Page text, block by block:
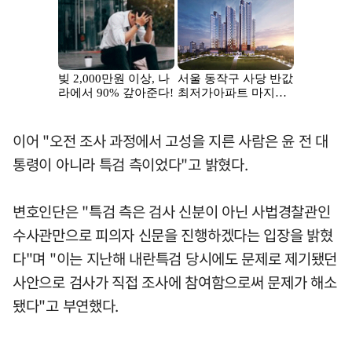
이어 "오전 조사 과정에서 고성을 지른 사람은 윤 전 대
통령이 아니라 특검 측이었다"고 밝혔다.
변호인단은 "특검 측은 검사 신분이 아닌 사법경찰관인
수사관만으로 피의자 신문을 진행하겠다는 입장을 밝혔
다"며 "이는 지난해 내란특검 당시에도 문제로 제기됐던
사안으로 검사가 직접 조사에 참여함으로써 문제가 해소
됐다"고 부연했다.